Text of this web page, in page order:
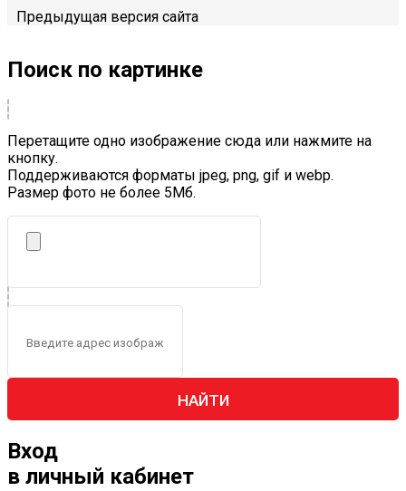
Предыдущая версия сайта
Поиск по картинке
Перетащите одно изображение сюда или нажмите на
кнопку.
Поддерживаются форматы jpeg, png, gif и webp.
Размер фото не более 5Mб.
НАЙТИ
Вход
в личный кабинет